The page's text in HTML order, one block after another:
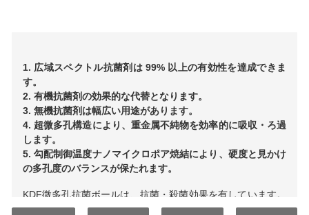
1. 広域スペクトル抗菌剤は 99% 以上の有効性を達成できま
す。
2. 有機抗菌剤の効果的な代替となります。
3. 無機抗菌剤は幅広い用途があります。
4. 超微多孔構造により、重金属不純物を効率的に吸収・ろ過
します。
5. 勾配制御温度ナノマイクロポア焼結により、硬度と見かけ
の多孔度のバランスが保たれます。
KDF微多孔抗菌ボールは、抗菌・殺菌効果を有しています。
金色の外観を呈し、銀系抗菌材料、金属合金、無機セラミッ